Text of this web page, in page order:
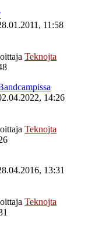
11:58
Teknojta
14:26
Teknojta
13:31
Teknojta